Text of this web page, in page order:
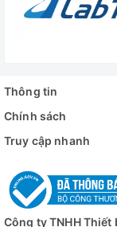
Thông tin
Chính sách
Truy cập nhanh
Công ty TNHH Thiết